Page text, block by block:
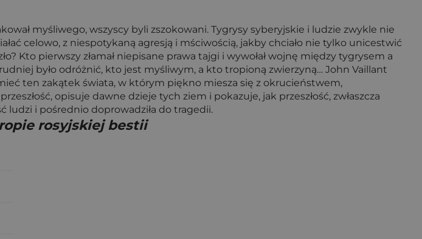
myśliwego, wszyscy byli zszokowani. Tygrysy syberyjskie i ludzie zwykle nie
celowo, z niespotykaną agresją i mściwością, jakby chciało nie tylko unicestwić
Kto pierwszy złamał niepisane prawa tajgi i wywołał wojnę między tygrysem a
było odróżnić, kto jest myśliwym, a kto tropioną zwierzyną… John Vaillant
ten zakątek świata, w którym piękno miesza się z okrucieństwem,
opisuje dawne dzieje tych ziem i pokazuje, jak przeszłość, zwłaszcza
ludzi i pośrednio doprowadziła do tragedii.
rosyjskiej bestii